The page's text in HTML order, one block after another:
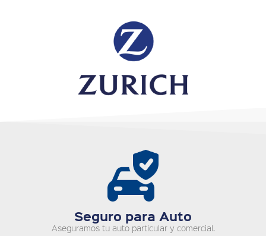
Seguro para Auto
Aseguramos tu auto particular y comercial.